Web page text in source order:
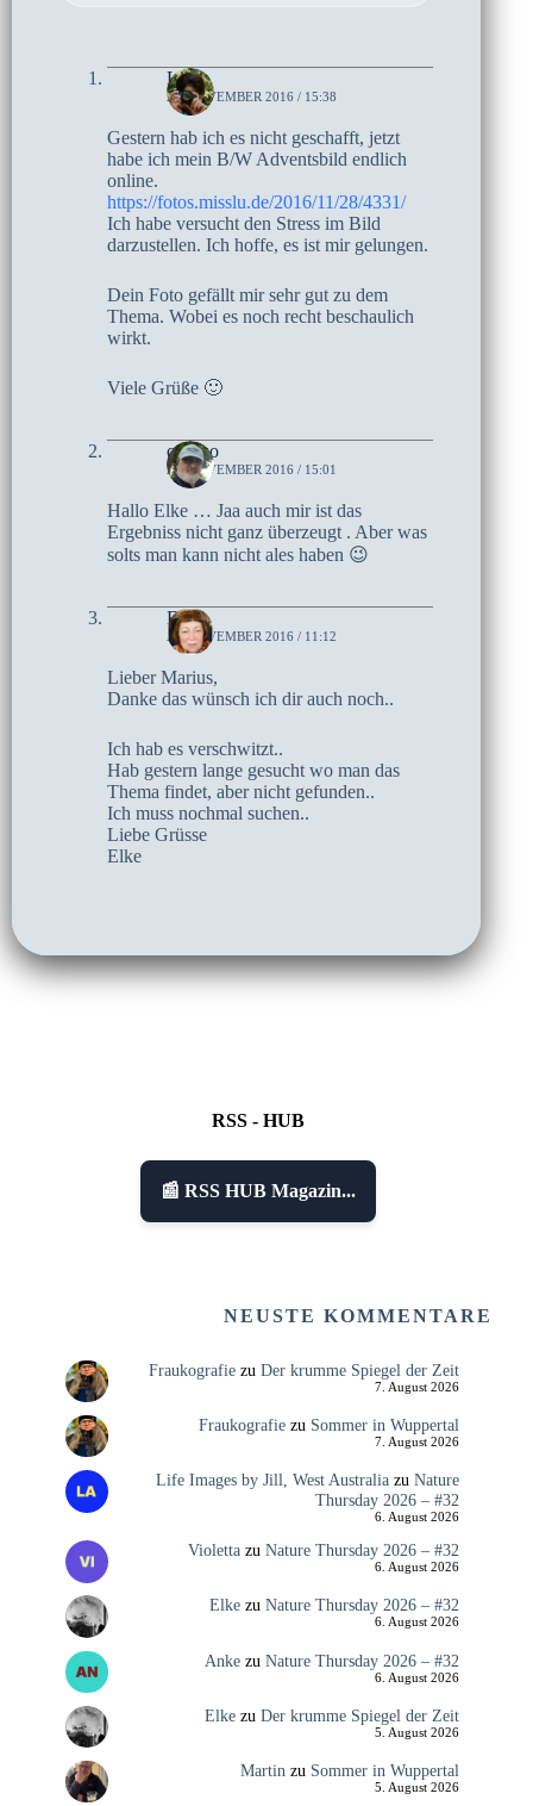
Lucie
28. NOVEMBER 2016 / 15:38
Gestern hab ich es nicht geschafft, jetzt
habe ich mein B/W Adventsbild endlich
online.
https://fotos.misslu.de/2016/11/28/4331/
Ich habe versucht den Stress im Bild
darzustellen. Ich hoffe, es ist mir gelungen.
Dein Foto gefällt mir sehr gut zu dem
Thema. Wobei es noch recht beschaulich
wirkt.
Viele Grüße 🙂
czoczo
28. NOVEMBER 2016 / 15:01
Hallo Elke … Jaa auch mir ist das
Ergebniss nicht ganz überzeugt . Aber was
solts man kann nicht ales haben 😉
Elke
28. NOVEMBER 2016 / 11:12
Lieber Marius,
Danke das wünsch ich dir auch noch..
Ich hab es verschwitzt..
Hab gestern lange gesucht wo man das
Thema findet, aber nicht gefunden..
Ich muss nochmal suchen..
Liebe Grüsse
Elke
RSS - HUB
📰 RSS HUB Magazin...
NEUSTE KOMMENTARE
Fraukografiezu Der krumme Spiegel der Zeit
7. August 2026
Fraukografiezu Sommer in Wuppertal
7. August 2026
Life Images by Jill, West Australiazu Nature
Thursday 2026 – #32
6. August 2026
Violettazu Nature Thursday 2026 – #32
6. August 2026
Elkezu Nature Thursday 2026 – #32
6. August 2026
Ankezu Nature Thursday 2026 – #32
6. August 2026
Elkezu Der krumme Spiegel der Zeit
5. August 2026
Martin zu Sommer in Wuppertal
5. August 2026